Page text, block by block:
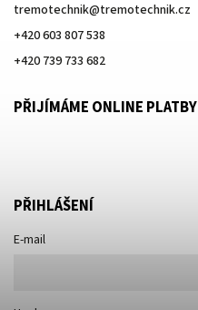
tremotechnik@tremotechnik.cz
+420 603 807 538
+420 739 733 682
PŘIJÍMÁME ONLINE PLATBY
PŘIHLÁŠENÍ
E-mail